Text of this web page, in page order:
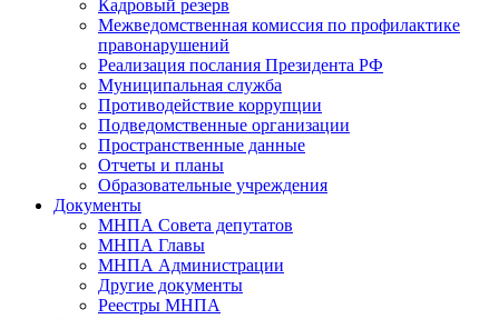
Кадровый резерв
Межведомственная комиссия по профилактике
правонарушений
Реализация послания Президента РФ
Муниципальная служба
Противодействие коррупции
Подведомственные организации
Пространственные данные
Отчеты и планы
Образовательные учреждения
Документы
МНПА Совета депутатов
МНПА Главы
МНПА Администрации
Другие документы
Реестры МНПА